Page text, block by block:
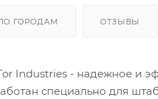
ГОРОДАМ ОТЗЫВЫ
Industries - надежное и
специально для